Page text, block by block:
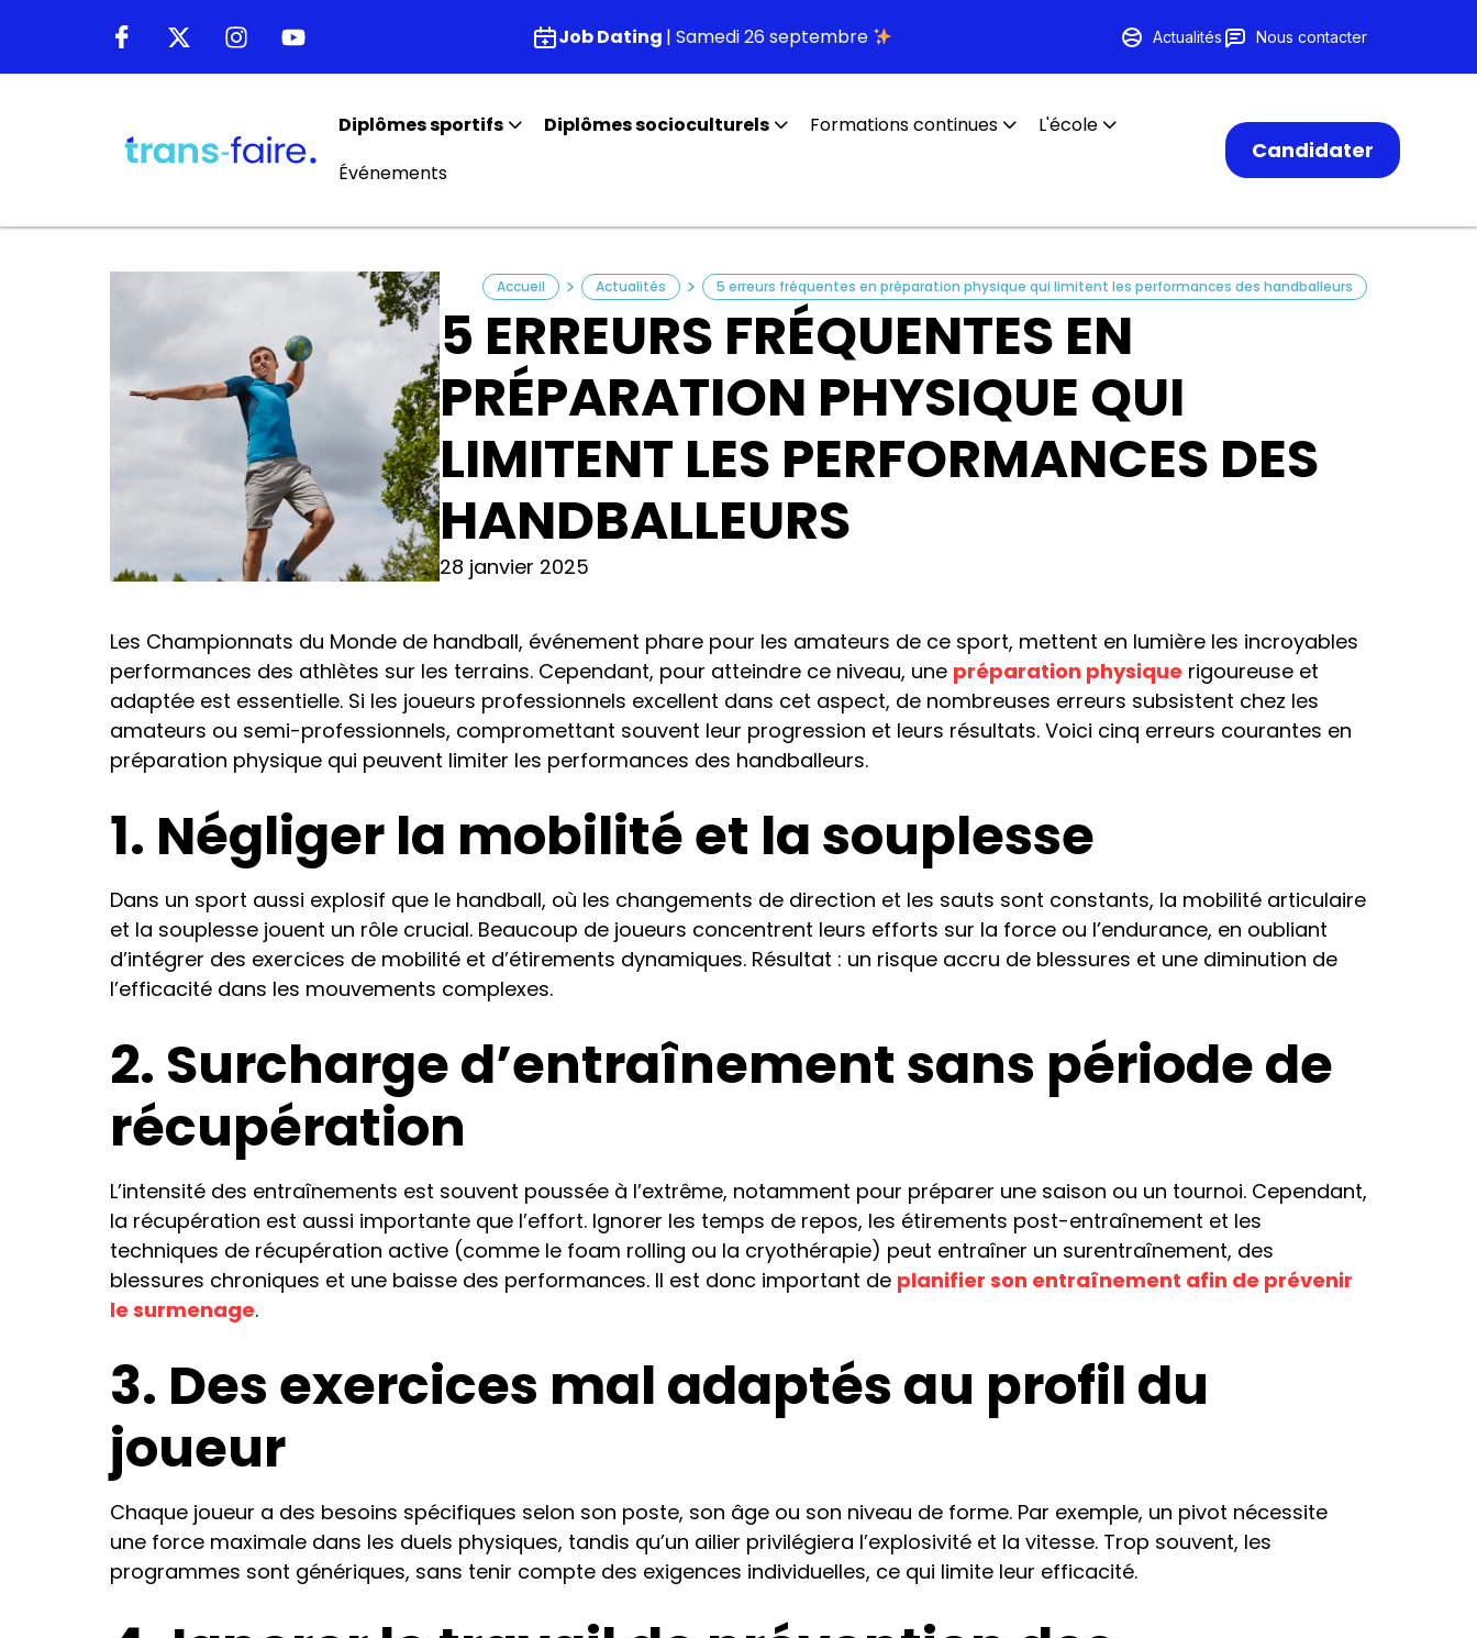
Job Dating | Samedi 26 septembre Actualités Nous contacter
Diplômes sportifs Diplômes socioculturels Formations continues
L'école
Événements
Candidater
Accueil > Actualités > 5 erreurs fréquentes en préparation physique qui limitent les performances des handballeurs
5 ERREURS FRÉQUENTES EN
PRÉPARATION PHYSIQUE QUI
LIMITENT LES PERFORMANCES DES
HANDBALLEURS
28 janvier 2025
Les Championnats du Monde de handball, événement phare pour les amateurs de ce sport, mettent en lumière les incroyables
performances des athlètes sur les terrains. Cependant, pour atteindre ce niveau, une préparation physique rigoureuse et
adaptée est essentielle. Si les joueurs professionnels excellent dans cet aspect, de nombreuses erreurs subsistent chez les
amateurs ou semi-professionnels, compromettant souvent leur progression et leurs résultats. Voici cinq erreurs courantes en
préparation physique qui peuvent limiter les performances des handballeurs.
1. Négliger la mobilité et la souplesse
Dans un sport aussi explosif que le handball, où les changements de direction et les sauts sont constants, la mobilité articulaire
et la souplesse jouent un rôle crucial. Beaucoup de joueurs concentrent leurs efforts sur la force ou l’endurance, en oubliant
d’intégrer des exercices de mobilité et d’étirements dynamiques. Résultat : un risque accru de blessures et une diminution de
l’efficacité dans les mouvements complexes.
2. Surcharge d’entraînement sans période de
récupération
L’intensité des entraînements est souvent poussée à l’extrême, notamment pour préparer une saison ou un tournoi. Cependant,
la récupération est aussi importante que l’effort. Ignorer les temps de repos, les étirements post-entraînement et les
techniques de récupération active (comme le foam rolling ou la cryothérapie) peut entraîner un surentraînement, des
blessures chroniques et une baisse des performances. Il est donc important de planifier son entraînement afin de prévenir
le surmenage.
3. Des exercices mal adaptés au profil du
joueur
Chaque joueur a des besoins spécifiques selon son poste, son âge ou son niveau de forme. Par exemple, un pivot nécessite
une force maximale dans les duels physiques, tandis qu’un ailier privilégiera l’explosivité et la vitesse. Trop souvent, les
programmes sont génériques, sans tenir compte des exigences individuelles, ce qui limite leur efficacité.